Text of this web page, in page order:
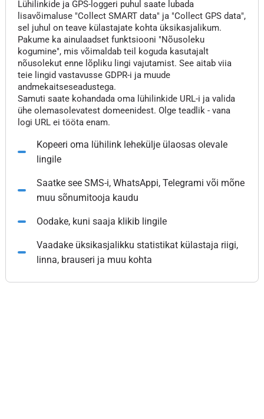
Lühilinkide ja GPS-loggeri puhul saate lubada
lisavõimaluse "Collect SMART data" ja "Collect GPS data",
sel juhul on teave külastajate kohta üksikasjalikum.
Pakume ka ainulaadset funktsiooni "Nõusoleku
kogumine", mis võimaldab teil koguda kasutajalt
nõusolekut enne lõpliku lingi vajutamist. See aitab viia
teie lingid vastavusse GDPR-i ja muude
andmekaitseseadustega.
Samuti saate kohandada oma lühilinkide URL-i ja valida
ühe olemasolevatest domeenidest. Olge teadlik - vana
logi URL ei tööta enam.
Kopeeri oma lühilink lehekülje ülaosas olevale
lingile
Saatke see SMS-i, WhatsAppi, Telegrami või mõne
muu sõnumitooja kaudu
Oodake, kuni saaja klikib lingile
Vaadake üksikasjalikku statistikat külastaja riigi,
linna, brauseri ja muu kohta